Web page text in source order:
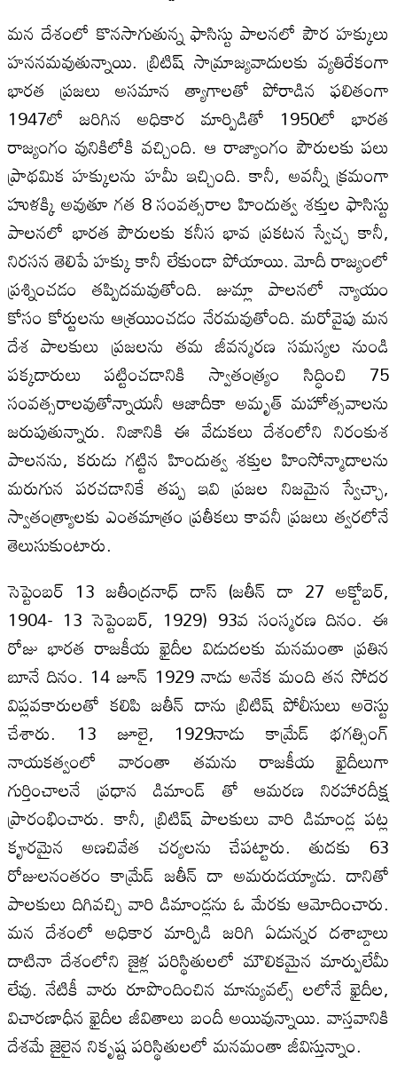
మన దేశంలో కొనసాగుతున్న ఫాసిస్టు పాలనలో పౌర హక్కులు
హననమవుతున్నాయి. బ్రిటిష్ సామ్రాజ్యవాదులకు వ్యతిరేకంగా
భారత ప్రజలు అసమాన త్యాగాలతో పోరాడిన ఫలితంగా
1947లో జరిగిన అధికార మార్పిడితో 1950లో భారత
రాజ్యంగం వునికిలోకి వచ్చింది. ఆ రాజ్యాంగం పౌరులకు పలు
ప్రాథమిక హక్కులను హమీ ఇచ్చింది. కానీ, అవన్నీ క్రమంగా
హుళక్కి అవుతూ గత 8 సంవత్సరాల హిందుత్వ శక్తుల ఫాసిస్టు
పాలనలో భారత పౌరులకు కనీస భావ ప్రకటన స్వేచ్ఛ కానీ,
నిరసన తెలిపే హక్కు కానీ లేకుండా పోయాయి. మోదీ రాజ్యంలో
ప్రశ్నించడం తప్పిదమవుతోంది. జుమ్లా పాలనలో న్యాయం
కోసం కోర్టులను ఆశ్రయించడం నేరమవుతోంది. మరోవైపు మన
దేశ పాలకులు ప్రజలను తమ జీవన్మరణ సమస్యల నుండి
పక్కదారులు పట్టించడానికి స్వాతంత్ర్యం సిద్ధించి 75
సంవత్సరాలవుతోన్నాయనీ ఆజాదీకా అమృత్ మహోత్సవాలను
జరుపుతున్నారు. నిజానికి ఈ వేడుకలు దేశంలోని నిరంకుశ
పాలనను, కరుడు గట్టిన హిందుత్వ శక్తుల హింసోన్మాదాలను
మరుగున పరచడానికే తప్ప ఇవి ప్రజల నిజమైన స్వేచ్ఛా,
స్వాతంత్ర్యాలకు ఎంతమాత్రం ప్రతీకలు కావనీ ప్రజలు త్వరలోనే
తెలుసుకుంటారు.
సెప్టెంబర్ 13 జతీంద్రనాధ్ దాస్ (జతీన్ దా 27 అక్టోబర్,
1904- 13 సెప్టెంబర్, 1929) 93వ సంస్మరణ దినం. ఈ
రోజు భారత రాజకీయ ఖైదీల విడుదలకు మనమంతా ప్రతిన
బూనే దినం. 14 జూన్ 1929 నాడు అనేక మంది తన సోదర
విప్లవకారులతో కలిపి జతీన్ దాను బ్రిటిష్ పోలీసులు అరెస్టు
చేశారు. 13 జూలై, 1929నాడు కామ్రేడ్ భగత్సింగ్
నాయకత్వంలో వారంతా తమను రాజకీయ ఖైదీలుగా
గుర్తించాలనే ప్రధాన డిమాండ్ తో ఆమరణ నిరహారదీక్ష
ప్రారంభించారు. కానీ, బ్రిటిష్ పాలకులు వారి డిమాండ్ల పట్ల
కౄరమైన అణచివేత చర్యలను చేపట్టారు. తుదకు 63
రోజులనంతరం కామ్రేడ్ జతీన్ దా అమరుడయ్యాడు. దానితో
పాలకులు దిగివచ్చి వారి డిమాండ్లను ఓ మేరకు ఆమోదించారు.
మన దేశంలో అధికార మార్పిడి జరిగి ఏడున్నర దశాబ్దాలు
దాటినా దేశంలోని జైళ్ల పరిస్థితులలో మౌలికమైన మార్పులేమీ
లేవు. నేటికీ వారు రూపొందించిన మాన్యువల్స్ లలోనే ఖైదీల,
విచారణాధీన ఖైదీల జీవితాలు బందీ అయివున్నాయి. వాస్తవానికి
దేశమే జైలైన నికృష్ట పరిస్థితులలో మనమంతా జీవిస్తున్నాం.